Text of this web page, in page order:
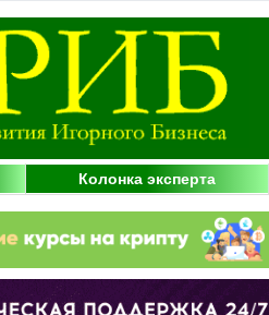
Колонка эксперта